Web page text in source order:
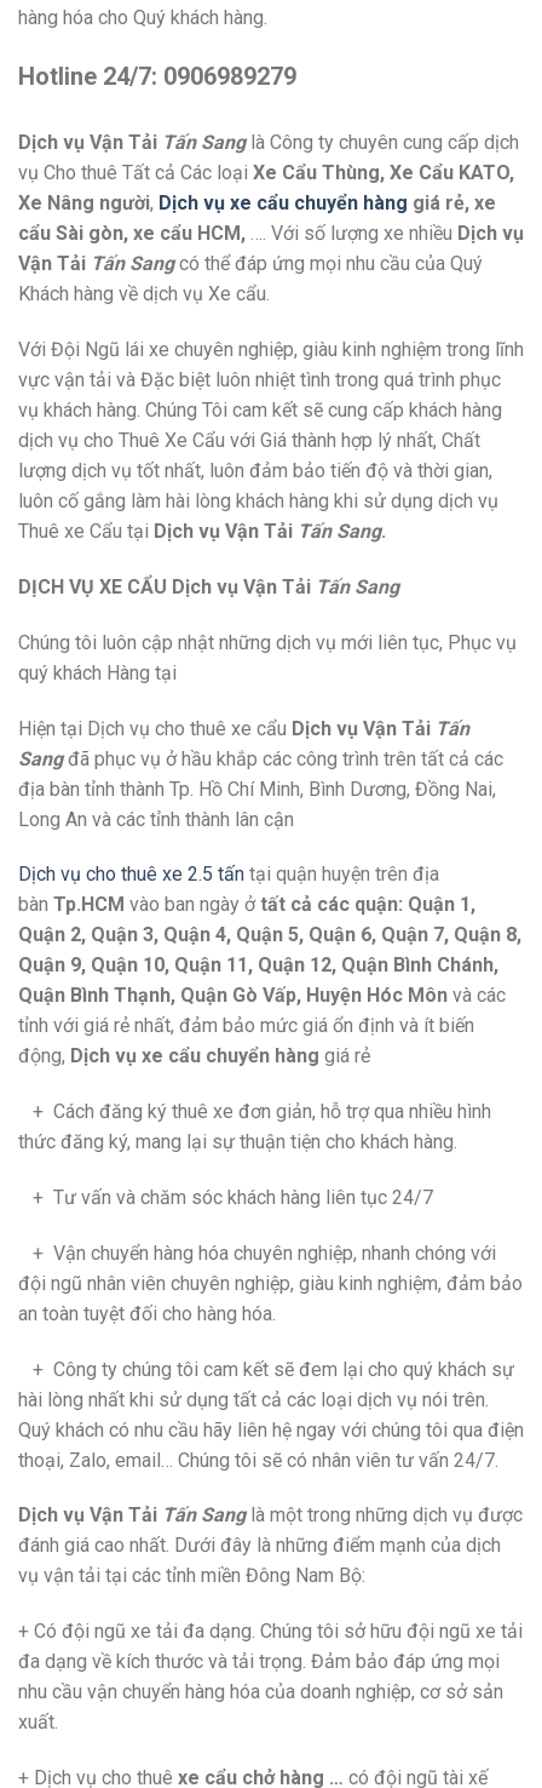
hàng hóa cho Quý khách hàng.
Hotline 24/7: 0906989279
Dịch vụ Vận Tải Tấn Sanglà Công ty chuyên cung cấp dịch
vụ Cho thuê Tất cả Các loại Xe Cẩu Thùng, Xe Cẩu KATO,
Xe Nâng người, Dịch vụ xe cẩu chuyển hàng giá rẻ, xe
cẩu Sài gòn, xe cẩu HCM, …. Với số lượng xe nhiều Dịch vụ
Vận Tải Tấn Sangcó thể đáp ứng mọi nhu cầu của Quý
Khách hàng về dịch vụ Xe cẩu.
Với Đội Ngũ lái xe chuyên nghiệp, giàu kinh nghiệm trong lĩnh
vực vận tải và Đặc biệt luôn nhiệt tình trong quá trình phục
vụ khách hàng. Chúng Tôi cam kết sẽ cung cấp khách hàng
dịch vụ cho Thuê Xe Cẩu với Giá thành hợp lý nhất, Chất
lượng dịch vụ tốt nhất, luôn đảm bảo tiến độ và thời gian,
luôn cố gắng làm hài lòng khách hàng khi sử dụng dịch vụ
Thuê xe Cẩu tại Dịch vụ Vận Tải Tấn Sang.
DỊCH VỤ XE CẨU Dịch vụ Vận Tải Tấn Sang
Chúng tôi luôn cập nhật những dịch vụ mới liên tục, Phục vụ
quý khách Hàng tại
Hiện tại Dịch vụ cho thuê xe cẩu Dịch vụ Vận Tải Tấn
Sangđã phục vụ ở hầu khắp các công trình trên tất cả các
địa bàn tỉnh thành Tp. Hồ Chí Minh, Bình Dương, Đồng Nai,
Long An và các tỉnh thành lân cận
Dịch vụ cho thuê xe 2.5 tấn tại quận huyện trên địa
bàn Tp.HCM vào ban ngày ởtất cả các quận: Quận 1,
Quận 2, Quận 3, Quận 4, Quận 5, Quận 6, Quận 7, Quận 8,
Quận 9, Quận 10, Quận 11, Quận 12, Quận Bình Chánh,
Quận Bình Thạnh, Quận Gò Vấp, Huyện Hóc Môn và các
tỉnh với giá rẻ nhất, đảm bảo mức giá ổn định và ít biến
động, Dịch vụ xe cẩu chuyển hàng giá rẻ
+ Cách đăng ký thuê xe đơn giản, hỗ trợ qua nhiều hình
thức đăng ký, mang lại sự thuận tiện cho khách hàng.
+ Tư vấn và chăm sóc khách hàng liên tục 24/7
+ Vận chuyển hàng hóa chuyên nghiệp, nhanh chóng với
đội ngũ nhân viên chuyên nghiệp, giàu kinh nghiệm, đảm bảo
an toàn tuyệt đối cho hàng hóa.
+ Công ty chúng tôi cam kết sẽ đem lại cho quý khách sự
hài lòng nhất khi sử dụng tất cả các loại dịch vụ nói trên.
Quý khách có nhu cầu hãy liên hệ ngay với chúng tôi qua điện
thoại, Zalo, email… Chúng tôi sẽ có nhân viên tư vấn 24/7.
Dịch vụ Vận Tải Tấn Sanglà một trong những dịch vụ được
đánh giá cao nhất. Dưới đây là những điểm mạnh của dịch
vụ vận tải tại các tỉnh miền Đông Nam Bộ:
+ Có đội ngũ xe tải đa dạng. Chúng tôi sở hữu đội ngũ xe tải
đa dạng về kích thước và tải trọng. Đảm bảo đáp ứng mọi
nhu cầu vận chuyển hàng hóa của doanh nghiệp, cơ sở sản
xuất.
+ Dịch vụ cho thuê xe cẩu chở hàng … có đội ngũ tài xế